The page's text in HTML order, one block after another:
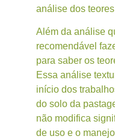
análise dos
Além da análise
recomendável
para saber os
Essa análise
início dos
do solo da
não modifica
de uso e o